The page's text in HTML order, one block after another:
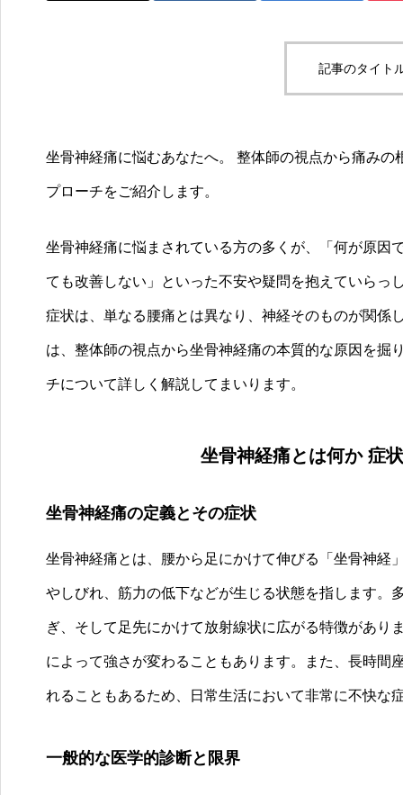
記事のタイト
坐骨神経痛に悩むあなたへ。 整体師の視点から痛み
プローチをご紹介します。
坐骨神経痛に悩まされている方の多くが、「何が原因
ても改善しない」といった不安や疑問を抱えていらっ
症状は、単なる腰痛とは異なり、神経そのものが関係
は、整体師の視点から坐骨神経痛の本質的な原因を掘
チについて詳しく解説してまいります。
坐骨神経痛とは何か 症
坐骨神経痛の定義とその症状
坐骨神経痛とは、腰から足にかけて伸びる「坐骨神経
やしびれ、筋力の低下などが生じる状態を指します。
ぎ、そして足先にかけて放射線状に広がる特徴があ
によって強さが変わることもあります。また、長時間
れることもあるため、日常生活において非常に不快な
一般的な医学的診断と限界